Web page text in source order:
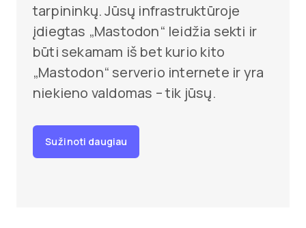
tarpininkų. Jūsų infrastruktūroje
įdiegtas „Mastodon“ leidžia sekti ir
būti sekamam iš bet kurio kito
„Mastodon“ serverio internete ir yra
niekieno valdomas – tik jūsų.
Sužinoti daugiau